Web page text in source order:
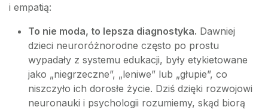
i empatią:
To nie moda, to lepsza diagnostyka. Dawniej
dzieci neuroróżnorodne często po prostu
wypadały z systemu edukacji, były etykietowane
jako „niegrzeczne”, „leniwe” lub „głupie”, co
niszczyło ich dorosłe życie. Dziś dzięki rozwojowi
neuronauki i psychologii rozumiemy, skąd biorą